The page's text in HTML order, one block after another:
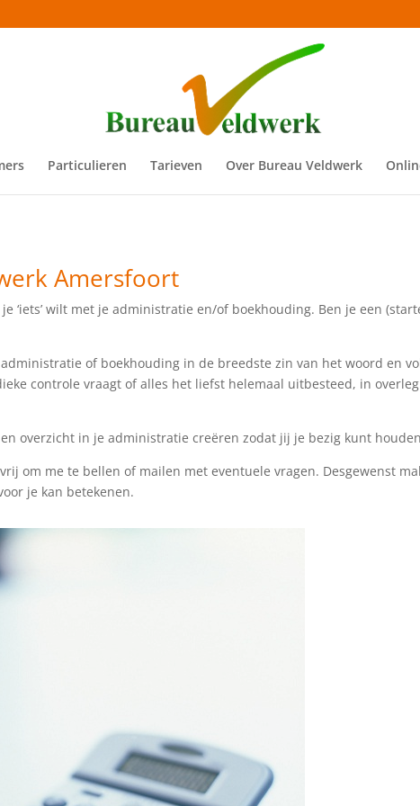
Particulieren Tarieven Over Bureau Veldwerk
Amersfoort
‘iets’ wilt met je administratie en/of boekhouding. Ben je een
of boekhouding in de breedste zin van het woord en
controle vraagt of alles het liefst helemaal uitbesteed, in
overzicht in je administratie creëren zodat jij je bezig kunt
om me te bellen of mailen met eventuele vragen. Desgewenst
je kan betekenen.